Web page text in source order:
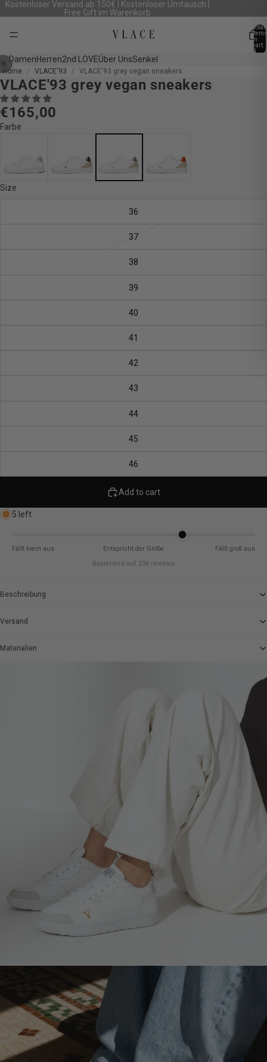
Kostenloser Versand ab 150€ I Kostenloser Umtausch |
Free Gift im Warenkorb
Total
items
in
cart:
0
DamenHerren2nd LOVEÜber UnsSenkel
Home VLACE'93 VLACE'93 grey vegan sneakers
6
Open
image
in
full
Open
image
in
full
Open
image
in
full
Open
image
in
full
Open
image
in
full
Open
image
in
full
VLACE'93 grey vegan sneakers
€165,00
Farbe
Size
36
37
38
39
40
41
42
43
44
45
46
Add to cart
5 left
Fällt klein aus Entspricht der Größe
Fällt groß aus
Basierend auf 234 reviews
Beschreibung
Versand
Materialien